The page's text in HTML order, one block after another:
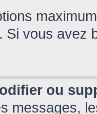
Si vous avez
ou
messages,